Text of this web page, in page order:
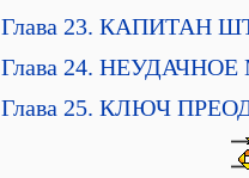
Глава 23. КАПИТАН
Глава 24.
Глава 25. КЛЮЧ